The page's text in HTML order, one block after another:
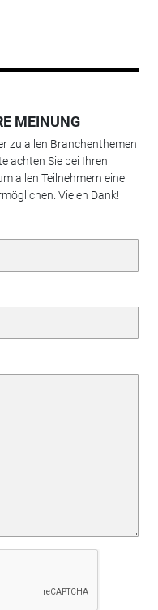
MEINUNG
zu allen Branchenthemen
achten Sie bei Ihren
allen Teilnehmern eine
Vielen Dank!